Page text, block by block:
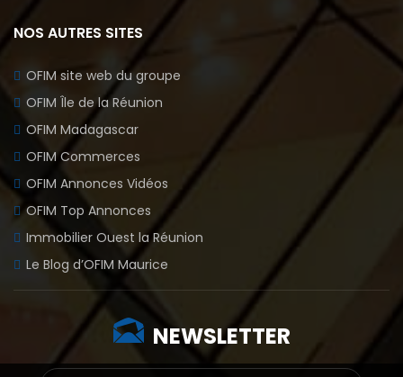
NOS AUTRES SITES
OFIM site web du groupe
OFIM Île de la Réunion
OFIM Madagascar
OFIM Commerces
OFIM Annonces Vidéos
OFIM Top Annonces
Immobilier Ouest la Réunion
Le Blog d’OFIM Maurice
NEWSLETTER